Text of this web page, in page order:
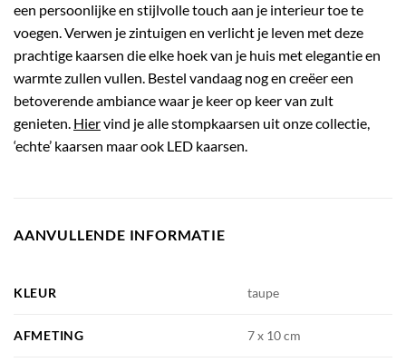
een persoonlijke en stijlvolle touch aan je interieur toe te
voegen. Verwen je zintuigen en verlicht je leven met deze
prachtige kaarsen die elke hoek van je huis met elegantie en
warmte zullen vullen. Bestel vandaag nog en creëer een
betoverende ambiance waar je keer op keer van zult
genieten. Hiervind je alle stompkaarsen uit onze collectie,
‘echte’ kaarsen maar ook LED kaarsen.
AANVULLENDE INFORMATIE
KLEUR taupe
AFMETING 7 x 10 cm